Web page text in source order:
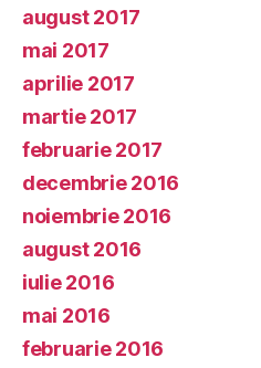
august 2017
mai 2017
aprilie 2017
martie 2017
februarie 2017
decembrie 2016
noiembrie 2016
august 2016
iulie 2016
mai 2016
februarie 2016